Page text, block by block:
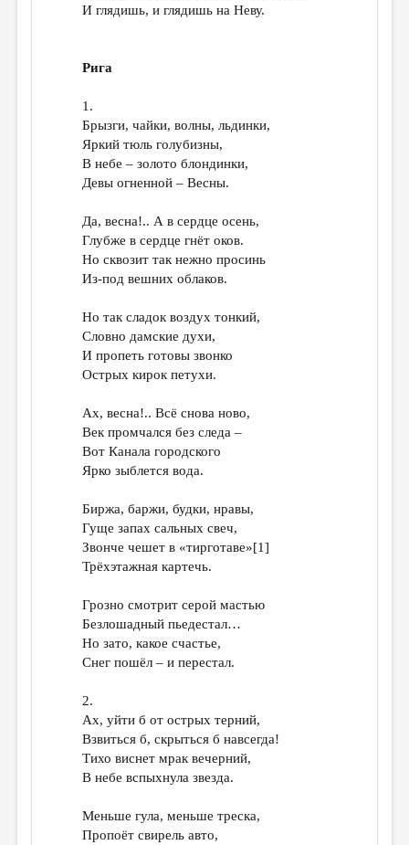
И глядишь, и глядишь на Неву.
Рига
1.
Брызги, чайки, волны, льдинки,
Яркий тюль голубизны,
В небе – золото блондинки,
Девы огненной – Весны.
Да, весна!.. А в сердце осень,
Глубже в сердце гнёт оков.
Но сквозит так нежно просинь
Из-под вешних облаков.
Но так сладок воздух тонкий,
Словно дамские духи,
И пропеть готовы звонко
Острых кирок петухи.
Ах, весна!.. Всё снова ново,
Век промчался без следа –
Вот Канала городского
Ярко зыблется вода.
Биржа, баржи, будки, нравы,
Гуще запах сальных свеч,
Звонче чешет в «тирготаве»[1]
Трёхэтажная картечь.
Грозно смотрит серой мастью
Безлошадный пьедестал…
Но зато, какое счастье,
Снег пошёл – и перестал.
2.
Ах, уйти б от острых терний,
Взвиться б, скрыться б навсегда!
Тихо виснет мрак вечерний,
В небе вспыхнула звезда.
Меньше гула, меньше треска,
Пропоёт свирель авто,